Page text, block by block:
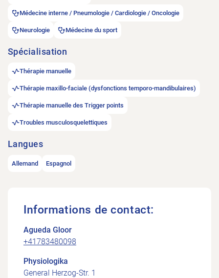
Médecine interne / Pneumologie / Cardiologie / Oncologie
Neurologie Médecine du sport
Spécialisation
Thérapie manuelle
Thérapie maxillo-faciale (dysfonctions temporo-mandibulaires)
Thérapie manuelle des Trigger points
Troubles musculosquelettiques
Langues
Allemand Espagnol
Informations de contact:
Agueda Gloor
+41783480098
Physiologika
General Herzog-Str. 1